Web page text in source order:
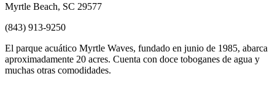
Myrtle Beach, SC 29577
(843) 913-9250
El parque acuático Myrtle Waves, fundado en junio de 1985, abarca
aproximadamente 20 acres. Cuenta con doce toboganes de agua y
muchas otras comodidades.